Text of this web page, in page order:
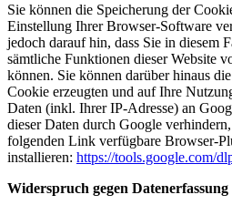
Sie können die Speicherung der
Einstellung Ihrer Browser-Software
jedoch darauf hin, dass Sie in diesem
sämtliche Funktionen dieser Website
können. Sie können darüber hinaus
Cookie erzeugten und auf Ihre
Daten (inkl. Ihrer IP-Adresse) an
dieser Daten durch Google
folgenden Link verfügbare Browser-
installieren: https://tools.google.com/
Widerspruch gegen Datenerfassung